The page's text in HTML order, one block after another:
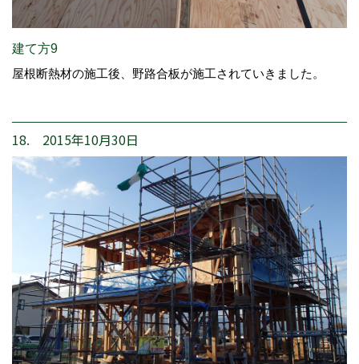
建て方9
屋根断熱材の施工後、野路合板が施工されていきました。
18. 2015年10月30日